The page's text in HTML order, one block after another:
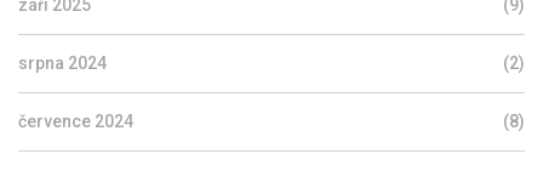
září 2025 (9)
srpna 2024 (2)
července 2024 (8)